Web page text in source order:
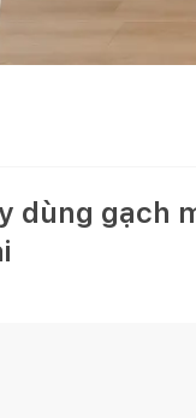
dùng gạch